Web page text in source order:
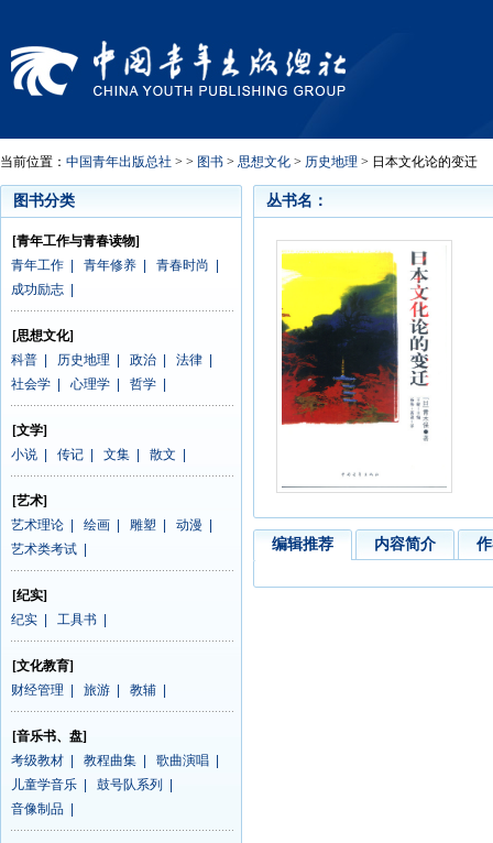
当前位置： 中国青年出版总社 > > 图书 > 思想文化 > 历史地理 > 日本文化论的变迁
图书分类
[青年工作与青春读物]
青年工作
青年修养 青春时尚
成功励志
[思想文化]
科普
历史地理 政治 法律
社会学
心理学 哲学
[文学]
小说
传记 文集 散文
[艺术]
艺术理论
绘画 雕塑 动漫
艺术类考试
[纪实]
纪实
工具书
[文化教育]
财经管理
旅游 教辅
[音乐书、盘]
考级教材
教程曲集 歌曲演唱
儿童学音乐
鼓号队系列
音像制品
丛书名：
编辑推荐 内容简介